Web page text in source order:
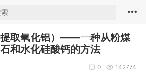
提取氧化铝）——一种从粉煤
和水化硅酸钙的方法
142774
0